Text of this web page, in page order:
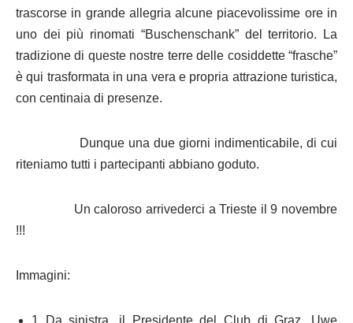
trascorse in grande allegria alcune piacevolissime ore in
uno dei più rinomati “Buschenschank” del territorio. La
tradizione di queste nostre terre delle cosiddette “frasche”
è qui trasformata in una vera e propria attrazione turistica,
con centinaia di presenze.
Dunque una due giorni indimenticabile, di cui
riteniamo tutti i partecipanti abbiano goduto.
Un caloroso arrivederci a Trieste il 9 novembre
!!!
Immagini:
1 Da sinistra, il Presidente del Club di Graz, Uwe